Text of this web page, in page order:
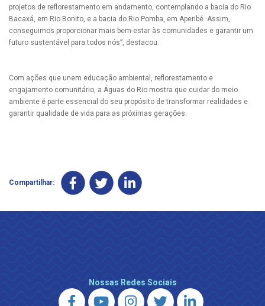
projetos de reflorestamento em andamento, contemplando a bacia do Rio
Bacaxá, em Rio Bonito, e a bacia do Rio Pomba, em Aperibé. Assim,
conseguimos proporcionar mais bem-estar às comunidades e garantir um
futuro sustentável para todos nós”, destacou.
Com ações que unem educação ambiental, reflorestamento e
engajamento comunitário, a Águas do Rio mostra que cuidar do meio
ambiente é parte essencial do seu propósito de transformar realidades e
garantir qualidade de vida para as próximas gerações.
Compartilhar:
Nossas Redes Sociais